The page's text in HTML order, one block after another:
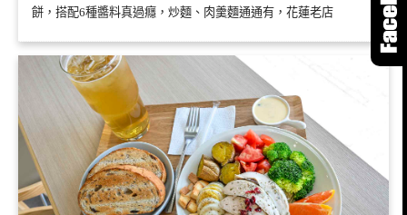
餅，搭配6種醬料真過癮，炒麵、肉羹麵通通有，花蓮老店